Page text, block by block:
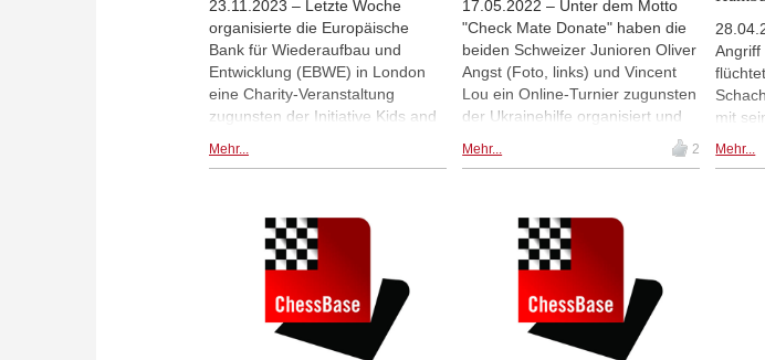
23.11.2023 – Letzte Woche
organisierte die Europäische
Bank für Wiederaufbau und
Entwicklung (EBWE) in London
eine Charity-Veranstaltung
zugunsten der Initiative Kids and
Arakhamia-Grant spielte ein
Simultan. | Foto: EBRD Fotos:
Mehr...
17.05.2022 – Unter dem Motto
"Check Mate Donate" haben die
beiden Schweizer Junioren Oliver
Angst (Foto, links) und Vincent
Lou ein Online-Turnier zugunsten
der Ukrainehilfe organisiert und
rufen zum Mitmachen auf. Für 5
Schweizer Franken kann man
Mehr... 2
Angriff
mit
Björn
und
Mehr...